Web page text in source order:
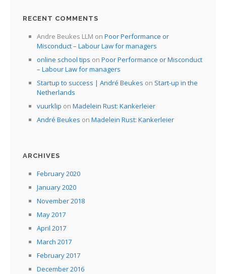
RECENT COMMENTS
Andre Beukes LLM on Poor Performance or
Misconduct – Labour Law for managers
online school tips on Poor Performance or Misconduct
– Labour Law for managers
Startup to success | André Beukes on Start-up in the
Netherlands
vuurklip on Madelein Rust: Kankerleier
André Beukes on Madelein Rust: Kankerleier
ARCHIVES
February 2020
January 2020
November 2018
May 2017
April 2017
March 2017
February 2017
December 2016